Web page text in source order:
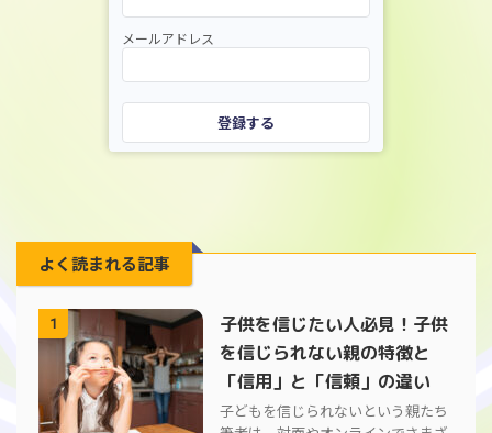
メールアドレス
登録する
よく読まれる記事
1
子供を信じたい人必見！子供
を信じられない親の特徴と
「信用」と「信頼」の違い
子どもを信じられないという親たち